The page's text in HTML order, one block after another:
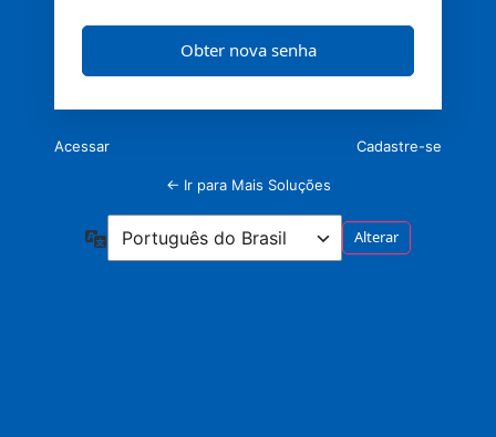
Acessar Cadastre-se
← Ir para Mais Soluções
Idioma